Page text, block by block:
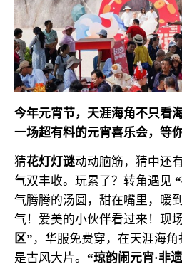
今年元宵节， 天涯海角不只看海
一场超有料的元宵喜乐会， 等
猜花灯灯谜动动脑筋，猜中还
气双丰收。玩累了？转角遇见
气腾腾的汤圆，甜在嘴里，暖
气！ 爱美的小伙伴看过来！现
区” ，华服免费穿，在天涯海
是古风大片。 “琼韵闹元宵·非